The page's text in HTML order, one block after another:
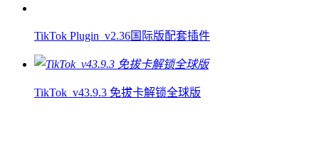
TikTok Plugin_v2.36国际版配套插件
TikTok_v43.9.3 免拔卡解锁全球版